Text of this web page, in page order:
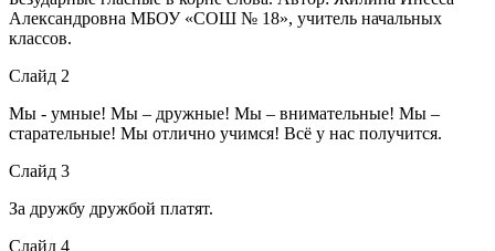
Александровна МБОУ «СОШ № 18», учитель начальных
классов.
Слайд 2
Мы - умные! Мы – дружные! Мы – внимательные! Мы –
старательные! Мы отлично учимся! Всё у нас получится.
Слайд 3
За дружбу дружбой платят.
Слайд 4